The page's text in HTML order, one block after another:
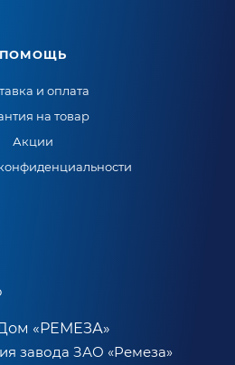
ПОМОЩЬ
и оплата
на товар
Акции
«РЕМЕЗА»
завода ЗАО «Ремеза»